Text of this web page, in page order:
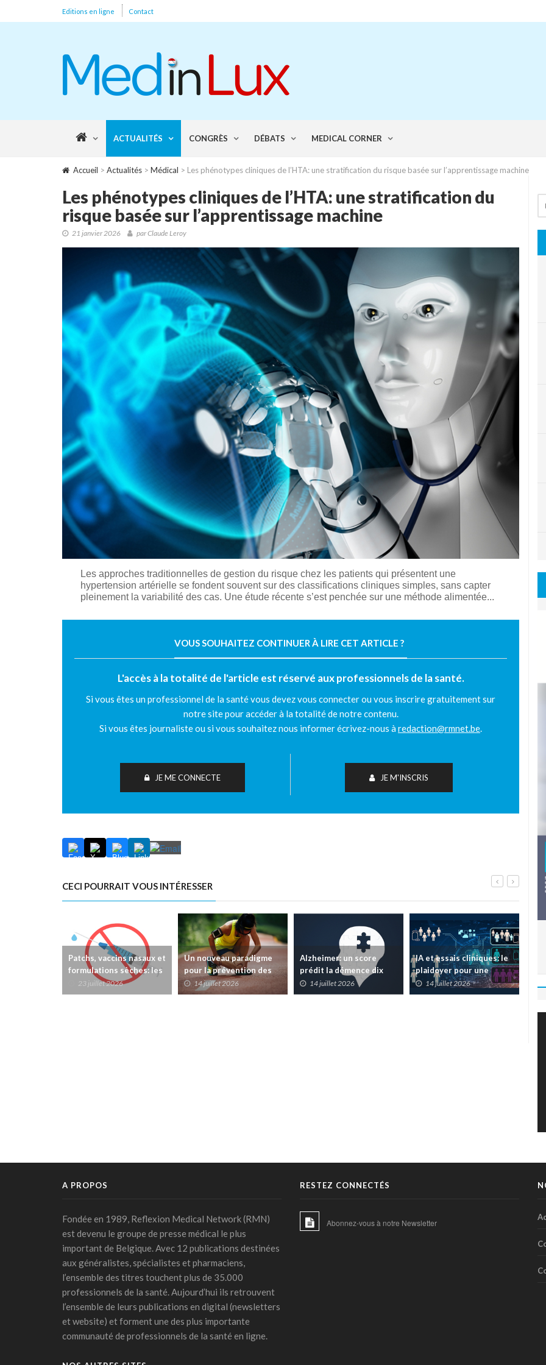
Editions en ligne Contact
ACTUALITÉS CONGRÈS DÉBATS MEDICAL CORNER
Accueil > Actualités > Médical > Les phénotypes cliniques de l’HTA: une stratification du risque basée sur l’apprentissage machine
Les phénotypes cliniques de l’HTA: une stratification du
risque basée sur l’apprentissage machine
21 janvier 2026 par Claude Leroy
Les approches traditionnelles de gestion du risque chez les patients qui présentent une
hypertension artérielle se fondent souvent sur des classifications cliniques simples, sans capter
pleinement la variabilité des cas. Une étude récente s’est penchée sur une méthode alimentée...
VOUS SOUHAITEZ CONTINUER À LIRE CET ARTICLE ?
L'accès à la totalité de l'article est réservé aux professionnels de la santé.
Si vous êtes un professionnel de la santé vous devez vous connecter ou vous inscrire gratuitement sur
notre site pour accéder à la totalité de notre contenu.
Si vous êtes journaliste ou si vous souhaitez nous informer écrivez-nous àredaction@rmnet.be.
JE ME CONNECTE JE M'INSCRIS
CECI POURRAIT VOUS INTÉRESSER
Patchs, vaccins nasaux et
formulations sèches: les
innovations susceptibles
de transformer la
23 juillet 2026
Un nouveau paradigme
pour la prévention des
blessures liées à la
course à pied:chaque
14 juillet 2026
Alzheimer: un score
prédit la démence dix
ans avant les symptômes
14 juillet 2026
IA et essais cliniques: le
plaidoyer pour une
meilleure transparence
14 juillet 2026
A PROPOS
Fondée en 1989, Reflexion Medical Network (RMN)
est devenu le groupe de presse médical le plus
important de Belgique. Avec 12 publications destinées
aux généralistes, spécialistes et pharmaciens,
l’ensemble des titres touchent plus de 35.000
professionnels de la santé. Aujourd’hui ils retrouvent
l’ensemble de leurs publications en digital (newsletters
et website) et forment une des plus importante
communauté de professionnels de la santé en ligne.
RESTEZ CONNECTÉS
Abonnez-vous à notre Newsletter